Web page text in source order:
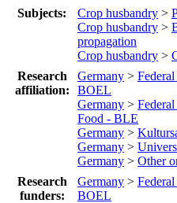
Subjects:
Crop husbandry >
Crop husbandry >
propagation
Crop husbandry >
Research
affiliation:
Germany >
BOEL
Germany >
Food - BLE
Germany >
Germany >
Germany > Other
Research
funders:
Germany >
BOEL